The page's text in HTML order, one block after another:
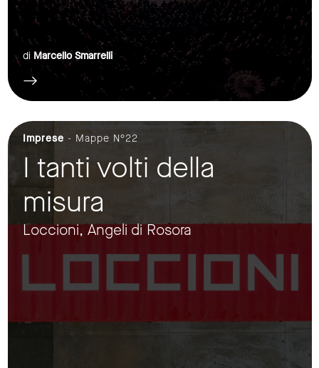
di Marcello Smarrelli
Imprese - Mappe N°22
I tanti volti della
misura
Loccioni, Angeli di Rosora